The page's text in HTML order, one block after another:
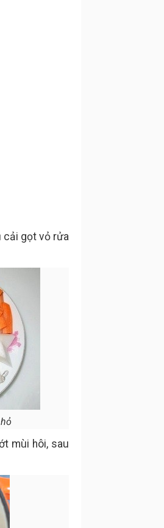
cải gọt vỏ rửa
mùi hôi, sau